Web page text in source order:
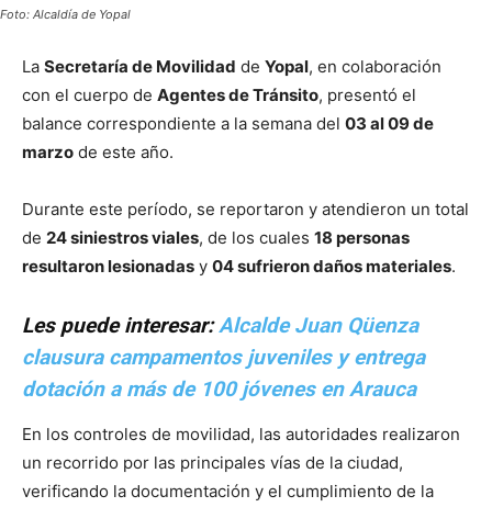
Foto: Alcaldía de Yopal
La Secretaría de Movilidad de Yopal, en colaboración
con el cuerpo de Agentes de Tránsito, presentó el
balance correspondiente a la semana del 03 al 09 de
marzo de este año.
Durante este período, se reportaron y atendieron un total
de 24 siniestros viales, de los cuales 18 personas
resultaron lesionadas y 04 sufrieron daños materiales.
Les puede interesar:Alcalde Juan Qüenza
clausura campamentos juveniles y entrega
dotación a más de 100 jóvenes en Arauca
En los controles de movilidad, las autoridades realizaron
un recorrido por las principales vías de la ciudad,
verificando la documentación y el cumplimiento de la